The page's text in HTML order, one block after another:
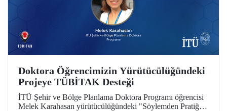
Doktora Öğrencimizin Yürütücülüğündeki
Projeye TÜBİTAK Desteği
İTÜ Şehir ve Bölge Planlama Doktora Programı öğrencisi
Melek Karahasan yürütücülüğündeki "Söylemden Pratiğe: